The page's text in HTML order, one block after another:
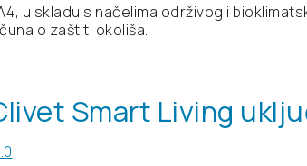
u skladu s načelima održivog i
o zaštiti okoliša.
Smart Living